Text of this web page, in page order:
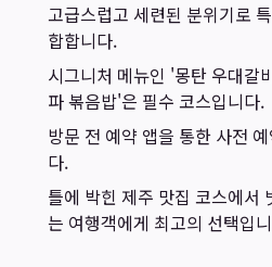
고급스럽고 세련된 분위기로
합합니다.
시그니처 메뉴인 '몽탄 우대갈
파 볶음밥'은 필수 코스입니다.
방문 전 예약 앱을 통한 사전
다.
틀에 박힌 제주 맛집 코스에서
는 여행객에게 최고의 선택입